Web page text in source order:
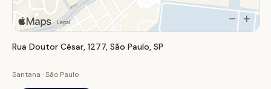
de boteco com a qualidade de um restaurante que
serve refeições completas.
Rua Doutor César, 1277, São Paulo, SP
Santana · São Paulo